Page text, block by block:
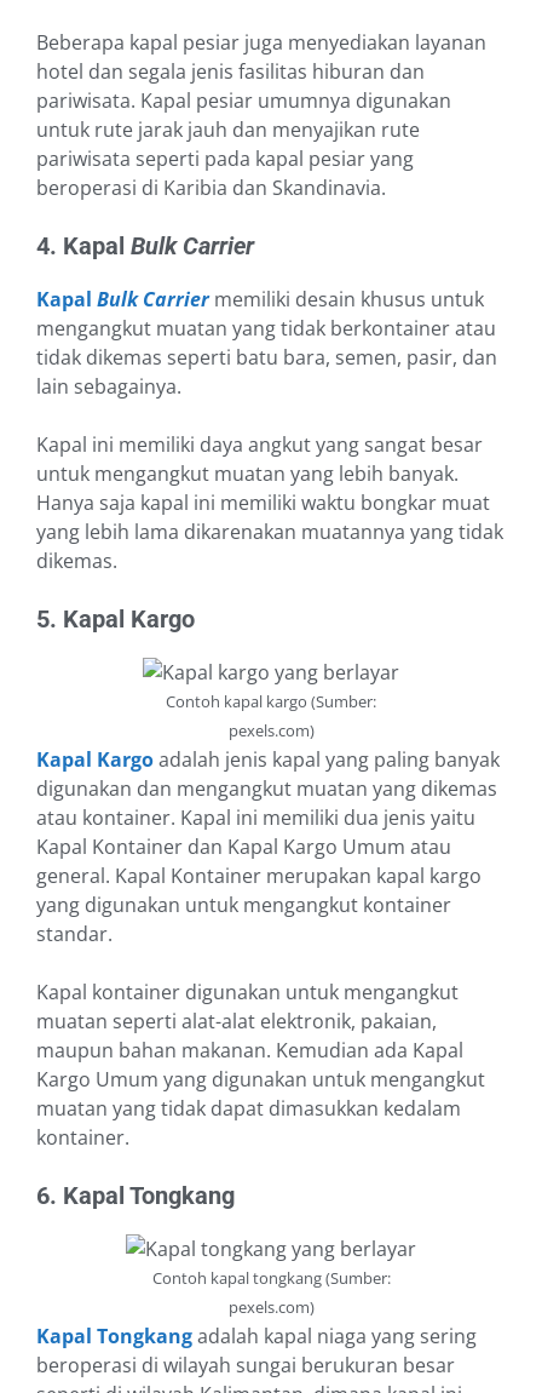
Beberapa kapal pesiar juga menyediakan layanan
hotel dan segala jenis fasilitas hiburan dan
pariwisata. Kapal pesiar umumnya digunakan
untuk rute jarak jauh dan menyajikan rute
pariwisata seperti pada kapal pesiar yang
beroperasi di Karibia dan Skandinavia.
4. Kapal Bulk Carrier
Kapal Bulk Carriermemiliki desain khusus untuk
mengangkut muatan yang tidak berkontainer atau
tidak dikemas seperti batu bara, semen, pasir, dan
lain sebagainya.
Kapal ini memiliki daya angkut yang sangat besar
untuk mengangkut muatan yang lebih banyak.
Hanya saja kapal ini memiliki waktu bongkar muat
yang lebih lama dikarenakan muatannya yang tidak
dikemas.
5. Kapal Kargo
Contoh kapal kargo (Sumber:
pexels.com)
Kapal Kargoadalah jenis kapal yang paling banyak
digunakan dan mengangkut muatan yang dikemas
atau kontainer. Kapal ini memiliki dua jenis yaitu
Kapal Kontainer dan Kapal Kargo Umum atau
general. Kapal Kontainer merupakan kapal kargo
yang digunakan untuk mengangkut kontainer
standar.
Kapal kontainer digunakan untuk mengangkut
muatan seperti alat-alat elektronik, pakaian,
maupun bahan makanan. Kemudian ada Kapal
Kargo Umum yang digunakan untuk mengangkut
muatan yang tidak dapat dimasukkan kedalam
kontainer.
6. Kapal Tongkang
Contoh kapal tongkang (Sumber:
pexels.com)
Kapal Tongkangadalah kapal niaga yang sering
beroperasi di wilayah sungai berukuran besar